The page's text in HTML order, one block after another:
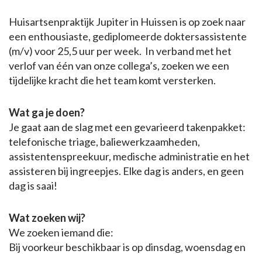
Huisartsenpraktijk Jupiter in Huissen is op zoek naar
een enthousiaste, gediplomeerde doktersassistente
(m/v) voor 25,5 uur per week. In verband met het
verlof van één van onze collega’s, zoeken we een
tijdelijke kracht die het team komt versterken.
Wat ga je doen?
Je gaat aan de slag met een gevarieerd takenpakket:
telefonische triage, baliewerkzaamheden,
assistentenspreekuur, medische administratie en het
assisteren bij ingreepjes. Elke dag is anders, en geen
dag is saai!
Wat zoeken wij?
We zoeken iemand die:
Bij voorkeur beschikbaar is op dinsdag, woensdag en